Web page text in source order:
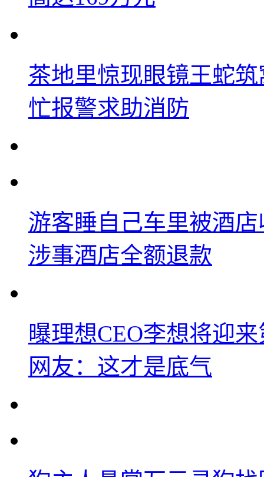
茶地里惊现眼镜王蛇
忙报警求助消防
游客睡自己车里被酒
涉事酒店全额退款
曝理想CEO李想将迎
网友：这才是底气